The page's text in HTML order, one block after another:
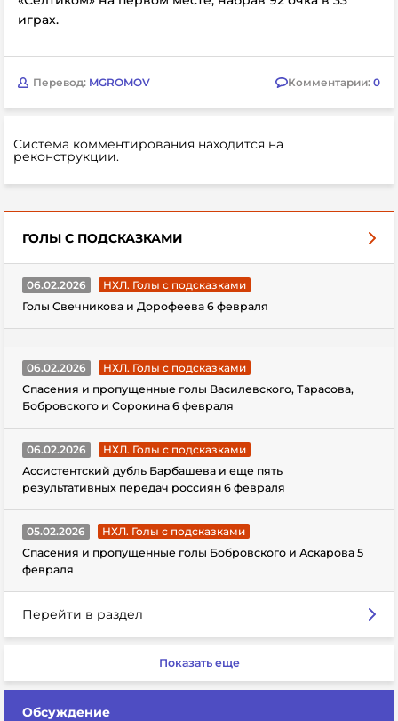
играх.
Перевод: MGROMOV Комментарии: 0
Система комментирования находится на
реконструкции.
ГОЛЫ С ПОДСКАЗКАМИ
06.02.2026
НХЛ. Голы с подсказками
Голы Свечникова и Дорофеева 6 февраля
06.02.2026
НХЛ. Голы с подсказками
Спасения и пропущенные голы Василевского, Тарасова,
Бобровского и Сорокина 6 февраля
06.02.2026
НХЛ. Голы с подсказками
Ассистентский дубль Барбашева и еще пять
результативных передач россиян 6 февраля
05.02.2026
НХЛ. Голы с подсказками
Спасения и пропущенные голы Бобровского и Аскарова 5
февраля
Перейти в раздел
Показать еще
Обсуждение